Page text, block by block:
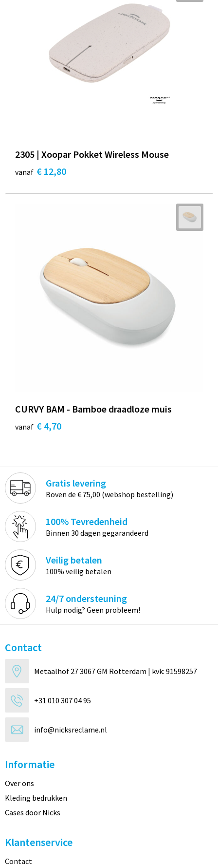
2305 | Xoopar Pokket Wireless Mouse
vanaf € 12,80
CURVY BAM - Bamboe draadloze muis
vanaf € 4,70
Gratis levering
Boven de € 75,00 (webshop bestelling)
100% Tevredenheid
Binnen 30 dagen gegarandeerd
Veilig betalen
100% veilig betalen
24/7 ondersteuning
Hulp nodig? Geen probleem!
Contact
Metaalhof 27 3067 GM Rotterdam | kvk: 91598257
+31 010 307 04 95
info@nicksreclame.nl
Informatie
Over ons
Kleding bedrukken
Cases door Nicks
Klantenservice
Contact